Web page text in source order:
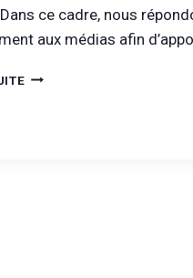
ce cadre, nous
aux médias afin
LE